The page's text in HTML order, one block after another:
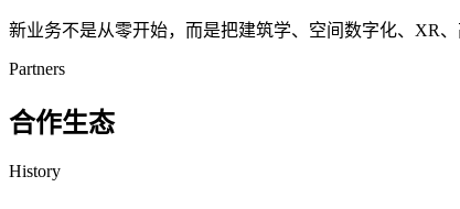
新业务不是从零开始，而是把建筑学、空间数字化、XR
Partners
合作生态
History